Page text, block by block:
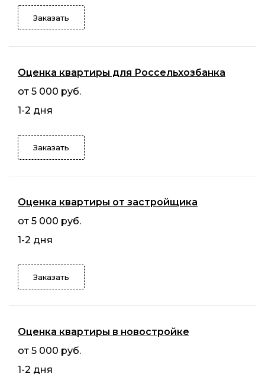
Заказать
Оценка квартиры для Россельхозбанка
от 5 000 руб.
1-2 дня
Заказать
Оценка квартиры от застройщика
от 5 000 руб.
1-2 дня
Заказать
Оценка квартиры в новостройке
от 5 000 руб.
1-2 дня